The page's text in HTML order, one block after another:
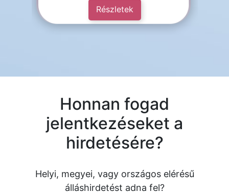
Részletek
Honnan fogad
jelentkezéseket a
hirdetésére?
Helyi, megyei, vagy országos elérésű
álláshirdetést adna fel?